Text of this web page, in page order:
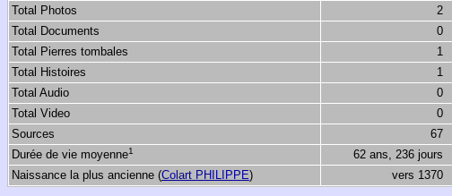
Total Photos
2
Total Documents
0
Total Pierres tombales
1
Total Histoires
1
Total Audio
0
Total Video
0
Sources
67
Durée de vie moyenne1
62 ans, 236 jours
Naissance la plus ancienne (Colart PHILIPPE) vers 1370
-200
0
200
400
600
2400
2450
2500